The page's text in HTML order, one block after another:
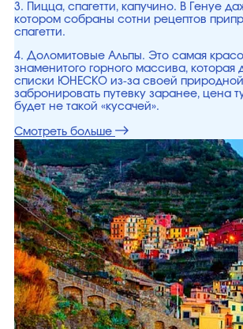
3. Пицца, спагетти, капучино. В Генуе
котором собраны сотни рецептов
спагетти.
4. Доломитовые Альпы. Это самая
знаменитого горного массива, которая
списки ЮНЕСКО из-за своей природной
забронировать путевку заранее, цена
будет не такой «кусачей».
Смотреть больше